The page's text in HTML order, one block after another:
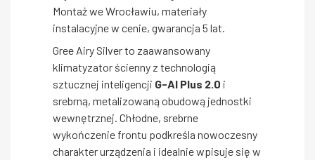
Montaż we Wrocławiu, materiały
instalacyjne w cenie, gwarancja 5 lat.
Gree Airy Silver to zaawansowany
klimatyzator ścienny z technologią
sztucznej inteligencji G-AI Plus 2.0 i
srebrną, metalizowaną obudową jednostki
wewnętrznej. Chłodne, srebrne
wykończenie frontu podkreśla nowoczesny
charakter urządzenia i idealnie wpisuje się w